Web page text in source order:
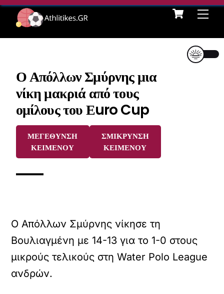
Skip
content
Cart
Ο Απόλλων Σμύρνης μια
νίκη μακριά από τους
ομίλους του Εuro Cup
ΜΕΓΕΘΥΝΣΗ
ΚΕΙΜΕΝΟΥ
ΣΜΙΚΡΥΝΣΗ
ΚΕΙΜΕΝΟΥ
Ο Απόλλων Σμύρνης νίκησε τη
Βουλιαγμένη με 14-13 για το 1-0 στους
μικρούς τελικούς στη Water Polo League
ανδρών.